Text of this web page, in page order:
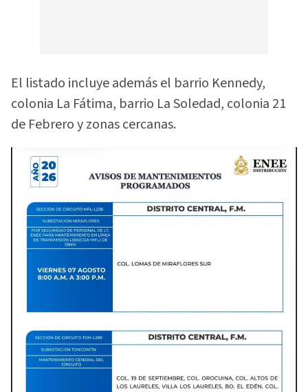
El listado incluye además el barrio Kennedy,
colonia La Fátima, barrio La Soledad, colonia 21
de Febrero y zonas cercanas.